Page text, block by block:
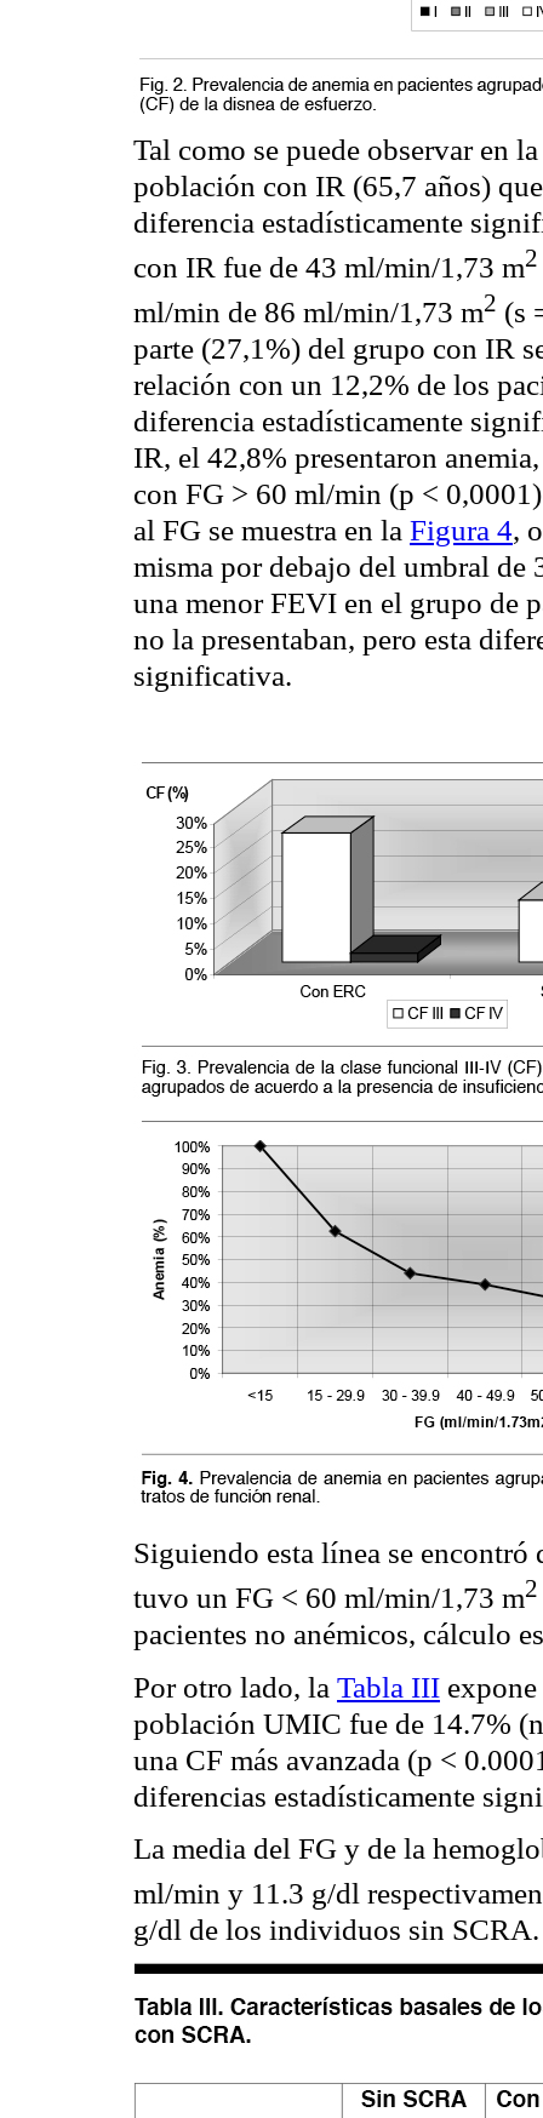
Tal como se puede observar en
población con IR (65,7 años)
diferencia estadísticamente
con IR fue de 43 ml/min/1,73 m2
ml/min de 86 ml/min/1,73 m2 (s
parte (27,1%) del grupo con IR
relación con un 12,2% de los
diferencia estadísticamente
IR, el 42,8% presentaron
con FG > 60 ml/min (p <
al FG se muestra en la Figura 4,
misma por debajo del umbral de
una menor FEVI en el grupo de
no la presentaban, pero esta
significativa.
Siguiendo esta línea se
tuvo un FG < 60 ml/min/1,73 m2
pacientes no anémicos, cálculo
Por otro lado, la Tabla III
población UMIC fue de 14.7%
una CF más avanzada (p <
diferencias estadísticamente
La media del FG y de la
ml/min y 11.3 g/dl
g/dl de los individuos sin SCRA.